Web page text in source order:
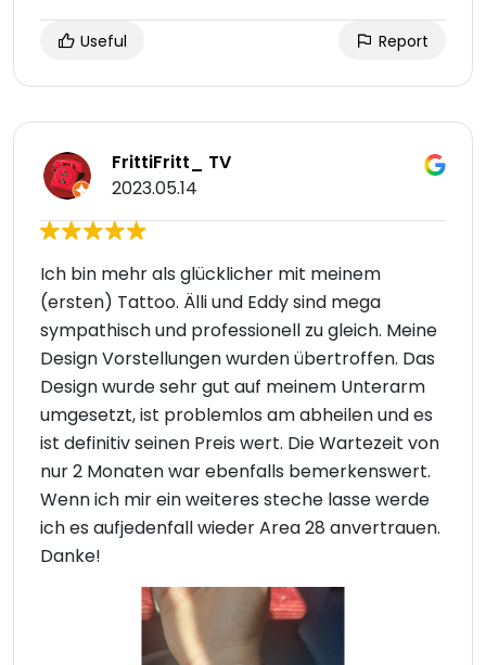
Useful Report
FrittiFritt_ TV
2023.05.14
Ich bin mehr als glücklicher mit meinem
(ersten) Tattoo. Älli und Eddy sind mega
sympathisch und professionell zu gleich. Meine
Design Vorstellungen wurden übertroffen. Das
Design wurde sehr gut auf meinem Unterarm
umgesetzt, ist problemlos am abheilen und es
ist definitiv seinen Preis wert. Die Wartezeit von
nur 2 Monaten war ebenfalls bemerkenswert.
Wenn ich mir ein weiteres steche lasse werde
ich es aufjedenfall wieder Area 28 anvertrauen.
Danke!